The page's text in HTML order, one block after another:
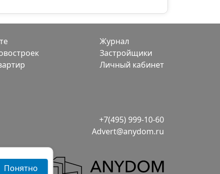
Понятно
Журнал
Застройщики
Личный кабинет
+7(495) 999-10-60
Advert@anydom.ru